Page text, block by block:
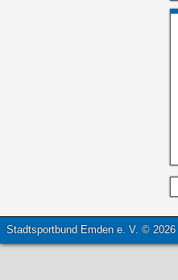
Stadtsportbund Emden e. V. © 2026